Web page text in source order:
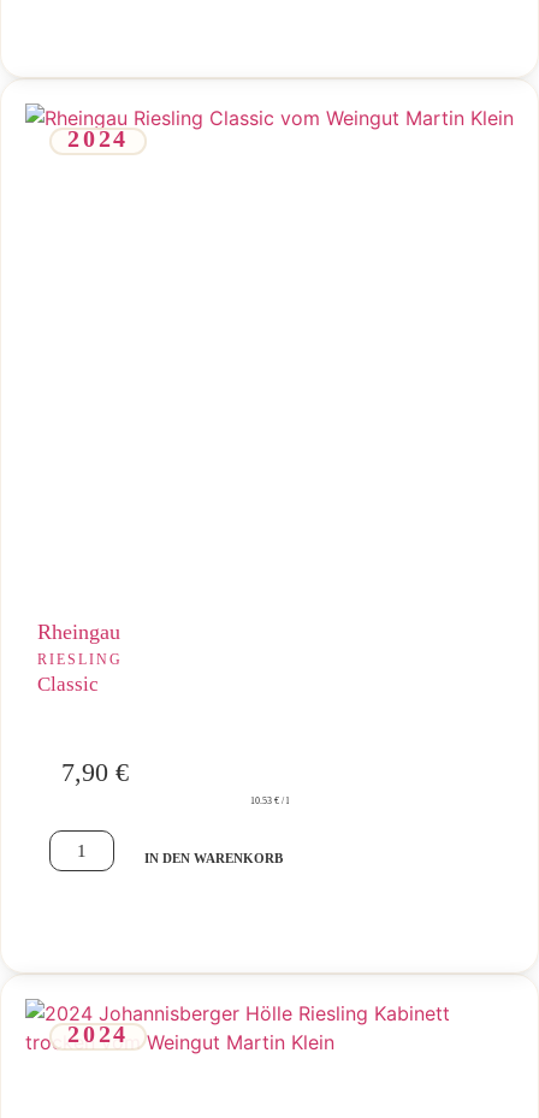
2024
Rheingau
RIESLING
Classic
7,90 €
10.53 € / l
IN DEN WARENKORB
2024